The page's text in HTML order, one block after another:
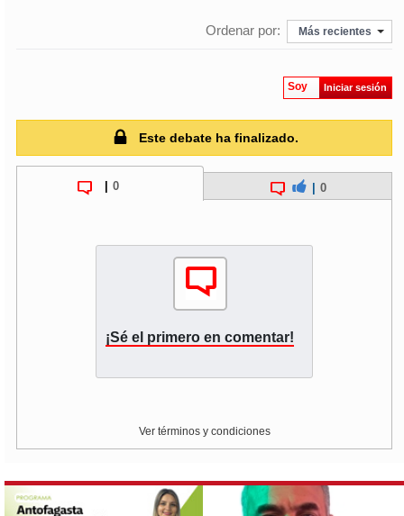
Ordenar por: Más recientes
Soy Iniciar sesión
Este debate ha finalizado.
0 0
¡Sé el primero en comentar!
Ver términos y condiciones